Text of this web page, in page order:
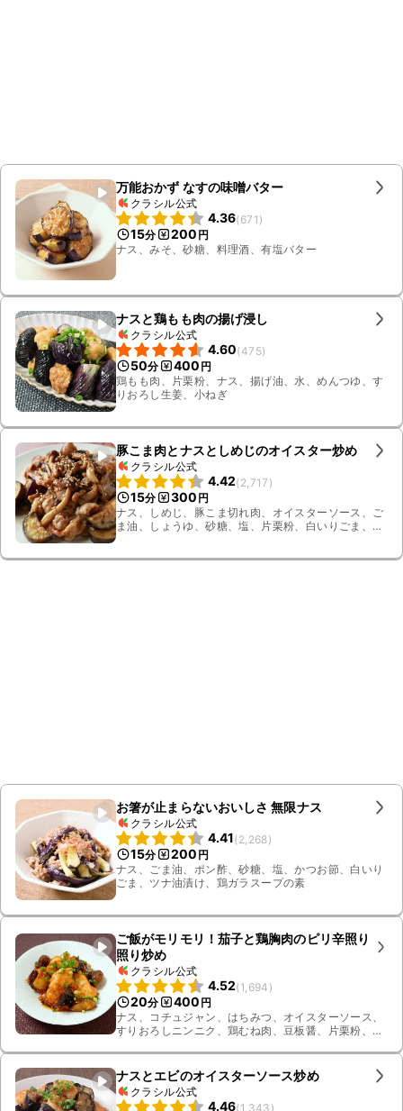
万能おかず なすの味噌バター
クラシル公式
4.36(671 )
15分 200 円
ナス、みそ、砂糖、料理酒、有塩バター
ナスと鶏もも肉の揚げ浸し
クラシル公式
4.60(475)
50分 400 円
鶏もも肉、片栗粉、ナス、揚げ油、水、めんつゆ、す
りおろし生姜、小ねぎ
豚こま肉とナスとしめじのオイスター炒め
クラシル公式
4.42(2,717 )
15分 300 円
ナス、しめじ、豚こま切れ肉、オイスターソース、ご
ま油、しょうゆ、砂糖、塩、片栗粉、白いりごま、粗
お箸が止まらないおいしさ 無限ナス
クラシル公式
4.41(2,268)
15分 200 円
ナス、ごま油、ポン酢、砂糖、塩、かつお節、白いり
ごま、ツナ油漬け、鶏ガラスープの素
ご飯がモリモリ！茄子と鶏胸肉のピリ辛照り
照り炒め
クラシル公式
4.52(1,694 )
20分 400 円
ナス、コチュジャン、はちみつ、オイスターソース、
すりおろしニンニク、鶏むね肉、豆板醤、片栗粉、サ
ナスとエビのオイスターソース炒め
クラシル公式
4.46(1,343 )